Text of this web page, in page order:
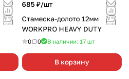
685 ₽/шт
Стамеска-долото 12мм
WORKPRO HEAVY DUTY
0 0 В наличии: 17 шт
В корзину